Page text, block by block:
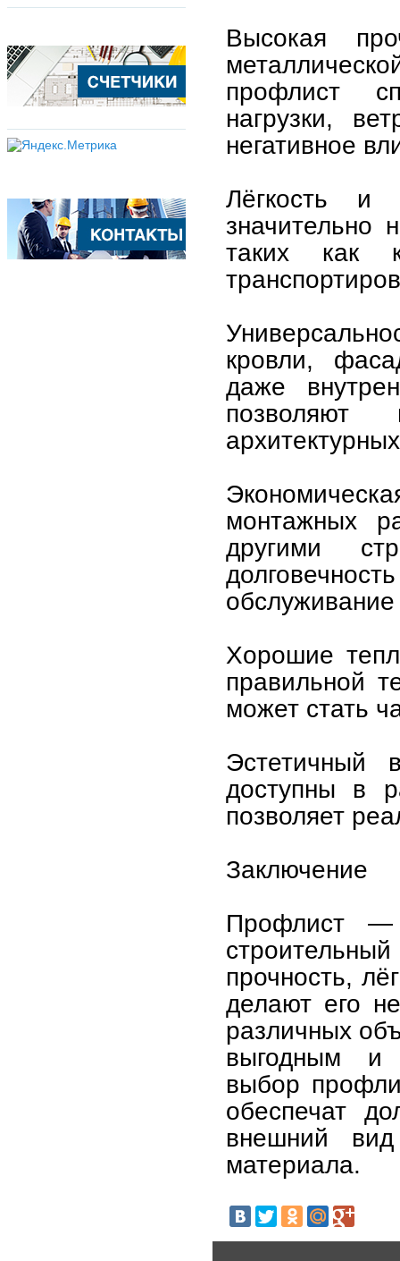
Высокая
профлист
нагрузки,
негативное
Лёгкость и
значительно
таких как
кровли,
даже
позволяют
монтажных
другими
Хорошие
правильной
может стать
Эстетичный
доступны в
позволяет
Заключение
Профлист —
прочность,
делают его
различных
выгодным и
выбор
обеспечат
внешний вид
материала.